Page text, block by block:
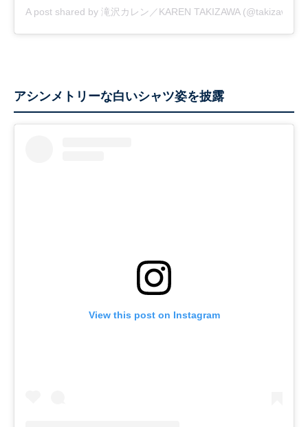
A post shared by 滝沢カレン／KAREN TAKIZAWA
アシンメトリーな白いシャツ姿を披露
View this post on Instagram